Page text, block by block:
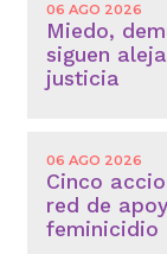
06 AGO 2026
Miedo,
siguen
justicia
06 AGO 2026
Cinco
red de
feminicidio